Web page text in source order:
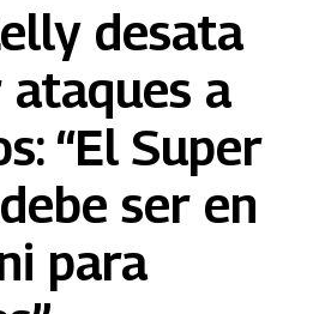
desata
a
“El Super
ser en
para